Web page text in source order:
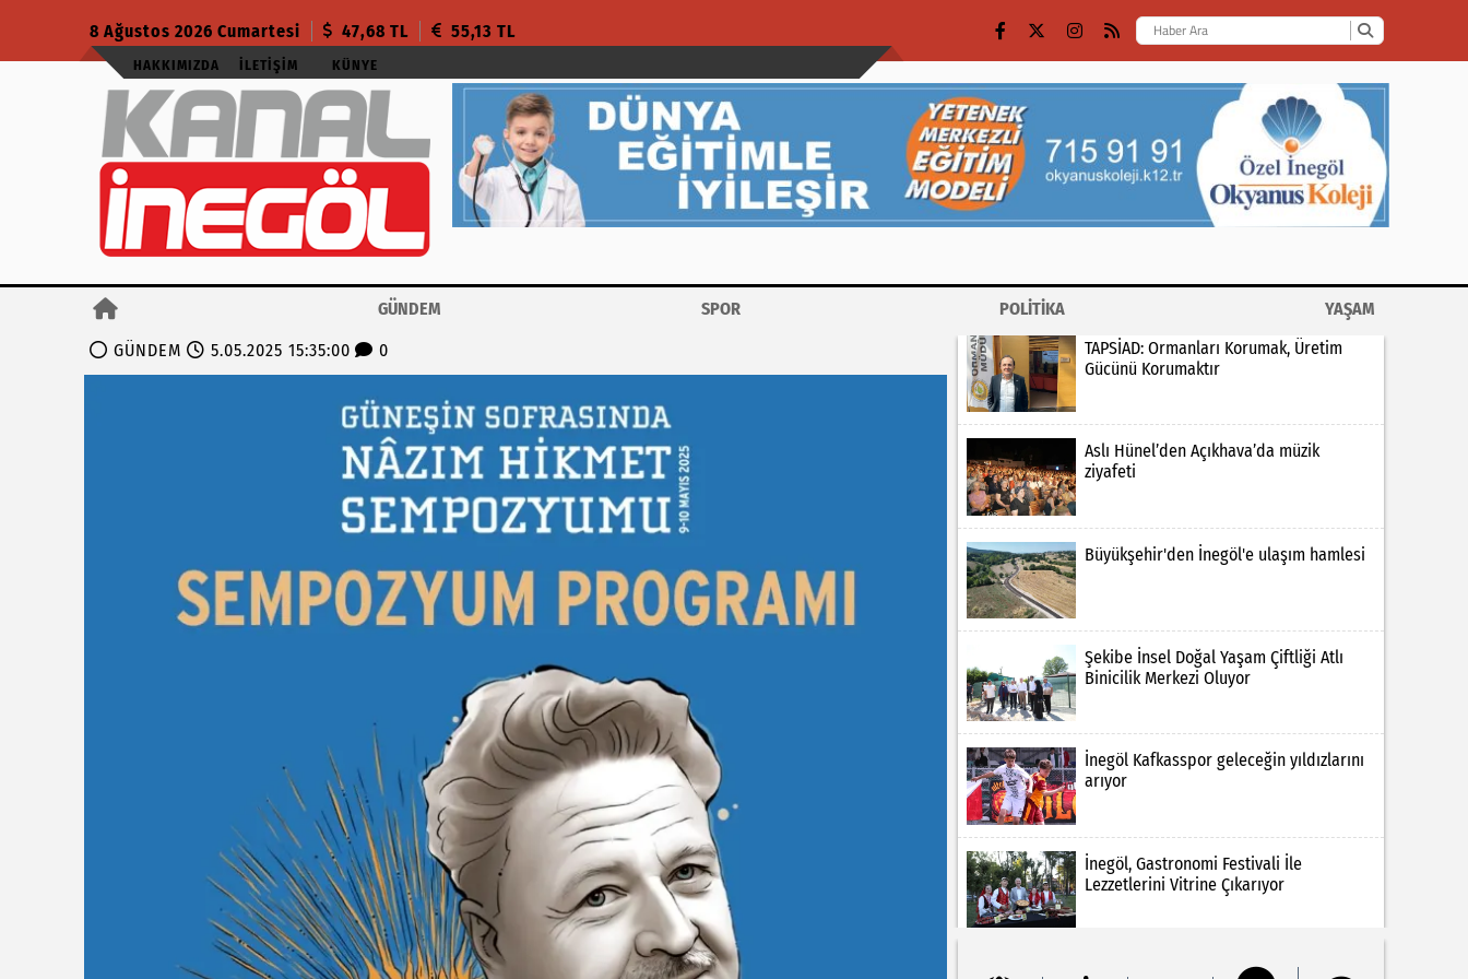
8 Ağustos 2026 Cumartesi 47,68 TL 55,13 TL
HAKKIMIZDA İLETIŞIM KÜNYE
GÜNDEM SPOR POLİTİKA
YAŞAM
GÜNDEM
5.05.2025 15:35:00 0
TAPSİAD: Ormanları Korumak, Üretim
Gücünü Korumaktır
Aslı Hünel’den Açıkhava’da müzik
ziyafeti
Büyükşehir'den İnegöl'e ulaşım hamlesi
Şekibe İnsel Doğal Yaşam Çiftliği Atlı
Binicilik Merkezi Oluyor
İnegöl Kafkasspor geleceğin yıldızlarını
arıyor
İnegöl, Gastronomi Festivali İle
Lezzetlerini Vitrine Çıkarıyor